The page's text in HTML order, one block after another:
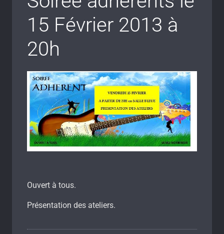
15 Février 2013 à
20h
Ouvert à tous.
Présentation des ateliers.